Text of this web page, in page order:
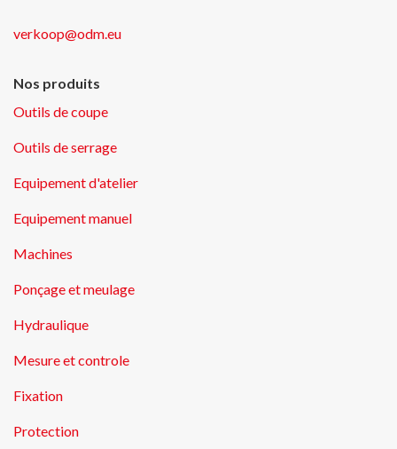
verkoop@odm.eu
Nos produits
Outils de coupe
Outils de serrage
Equipement d'atelier
Equipement manuel
Machines
Ponçage et meulage
Hydraulique
Mesure et controle
Fixation
Protection